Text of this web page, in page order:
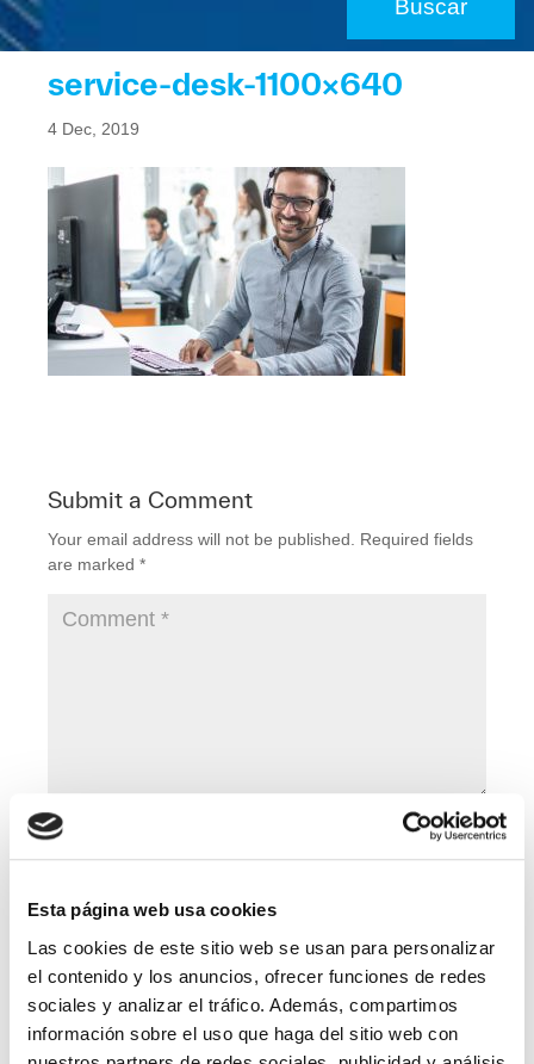
Esta página web usa cookies
Las cookies de este sitio web se usan para personalizar
el contenido y los anuncios, ofrecer funciones de redes
sociales y analizar el tráfico. Además, compartimos
información sobre el uso que haga del sitio web con
service-desk-1100×640
4 Dec, 2019
Submit a Comment
Your email address will not be published.
Required fields
are marked *
Save my name, email, and website in this browser for